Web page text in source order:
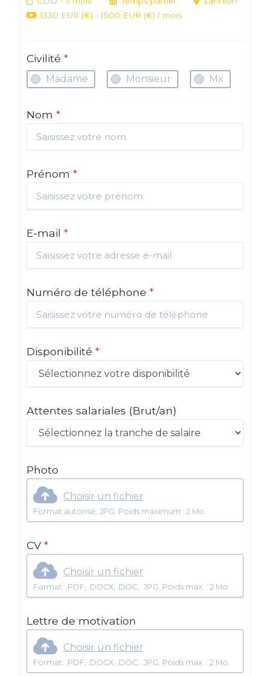
1330 EUR (€) - 1500 EUR (€) / mois
Civilité *
Madame Monsieur Mx
Nom *
Prénom *
E-mail *
Numéro de téléphone *
Disponibilité *
Attentes salariales (Brut/an)
Photo
Choisir un fichier
Format autorisé: JPG. Poids maximum : 2 Mo.
CV *
Choisir un fichier
Format: .PDF, .DOCX, .DOC, .JPG. Poids max. : 2 Mo.
Lettre de motivation
Choisir un fichier
Format: .PDF, .DOCX, .DOC, .JPG. Poids max. : 2 Mo.